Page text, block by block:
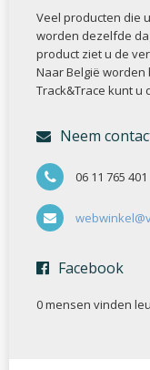
Veel producten die
worden dezelfde
product ziet u de
Naar België
Track&Trace kunt u
Neem
06 11 765 401
Facebook
0 mensen vinden